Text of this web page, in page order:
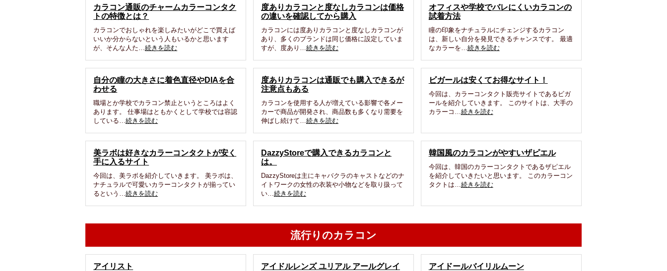
カラコン通販のチャームカラーコンタク
トの特徴とは？
カラコンでおしゃれを楽しみたいがどこで買えば
いいか分からないという人もいるかと思います
が、そんな人た…続きを読む
度ありカラコンと度なしカラコンは価格
の違いを確認してから購入
カラコンには度ありカラコンと度なしカラコンが
あり、多くのブランドは同じ価格に設定していま
すが、度あり…続きを読む
オフィスや学校でバレにくいカラコンの
試着方法
瞳の印象をナチュラルにチェンジするカラコン
は、新しい自分を発見できるチャンスです。 最適
なカラーを…続きを読む
自分の瞳の大きさに着色直径やDIAを合
わせる
職場とか学校でカラコン禁止というところはよく
あります。 仕事場はともかくとして学校では容認
している…続きを読む
度ありカラコンは通販でも購入できるが
注意点もある
カラコンを使用する人が増えている影響で各メー
カーで商品が開発され、商品数も多くなり需要を
伸ばし続けて…続きを読む
ビガールは安くてお得なサイト！
今回は、カラーコンタクト販売サイトであるビガ
ールを紹介していきます。 このサイトは、大手の
カラーコ…続きを読む
美ラボは好きなカラーコンタクトが安く
手に入るサイト
今回は、美ラボを紹介していきます。 美ラボは、
ナチュラルで可愛いカラーコンタクトが揃ってい
るという…続きを読む
DazzyStoreで購入できるカラコンと
は。
DazzyStoreは主にキャバクラのキャストなどのナ
イトワークの女性の衣装や小物などを取り扱って
い…続きを読む
韓国風のカラコンがやすいザピエル
今回は、韓国のカラーコンタクトであるザピエル
を紹介していきたいと思います。 このカラーコン
タクトは…続きを読む
流行りのカラコン
アイリスト アイドルレンズ ユリアル アールグレイ アイドールバイリルムーン